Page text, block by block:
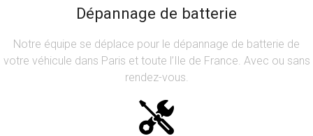
Dépannage de batterie
Notre équipe se déplace pour le dépannage de batterie de
votre véhicule dans Paris et toute l’Ile de France. Avec ou sans
rendez-vous.